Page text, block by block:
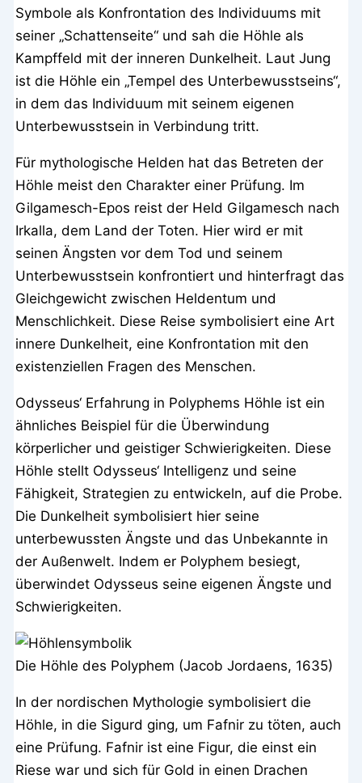
Symbole als Konfrontation des Individuums mit
seiner „Schattenseite“ und sah die Höhle als
Kampffeld mit der inneren Dunkelheit. Laut Jung
ist die Höhle ein „Tempel des Unterbewusstseins“,
in dem das Individuum mit seinem eigenen
Unterbewusstsein in Verbindung tritt.
Für mythologische Helden hat das Betreten der
Höhle meist den Charakter einer Prüfung. Im
Gilgamesch-Epos reist der Held Gilgamesch nach
Irkalla, dem Land der Toten. Hier wird er mit
seinen Ängsten vor dem Tod und seinem
Unterbewusstsein konfrontiert und hinterfragt das
Gleichgewicht zwischen Heldentum und
Menschlichkeit. Diese Reise symbolisiert eine Art
innere Dunkelheit, eine Konfrontation mit den
existenziellen Fragen des Menschen.
Odysseus‘ Erfahrung in Polyphems Höhle ist ein
ähnliches Beispiel für die Überwindung
körperlicher und geistiger Schwierigkeiten. Diese
Höhle stellt Odysseus‘ Intelligenz und seine
Fähigkeit, Strategien zu entwickeln, auf die Probe.
Die Dunkelheit symbolisiert hier seine
unterbewussten Ängste und das Unbekannte in
der Außenwelt. Indem er Polyphem besiegt,
überwindet Odysseus seine eigenen Ängste und
Schwierigkeiten.
Die Höhle des Polyphem (Jacob Jordaens, 1635)
In der nordischen Mythologie symbolisiert die
Höhle, in die Sigurd ging, um Fafnir zu töten, auch
eine Prüfung. Fafnir ist eine Figur, die einst ein
Riese war und sich für Gold in einen Drachen